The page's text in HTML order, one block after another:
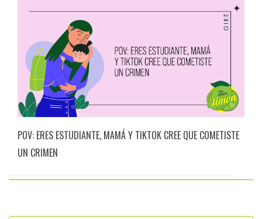
POV: ERES ESTUDIANTE, MAMÁ Y TIKTOK CREE QUE COMETISTE
UN CRIMEN